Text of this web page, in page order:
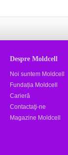
Despre Moldcell
Noi suntem Moldcell
Fundația Moldcell
Carieră
Contactaţi-ne
Magazine Moldcell